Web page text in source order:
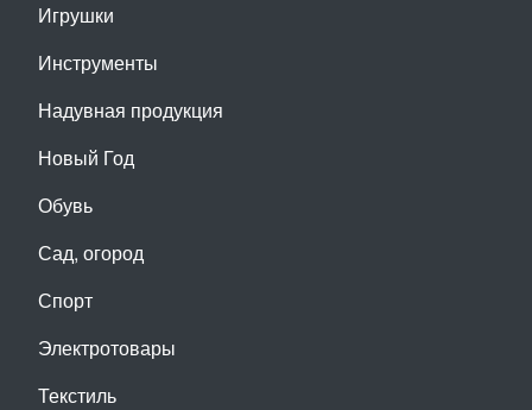
Игрушки
Инструменты
Надувная продукция
Новый Год
Обувь
Сад, огород
Спорт
Электротовары
Текстиль